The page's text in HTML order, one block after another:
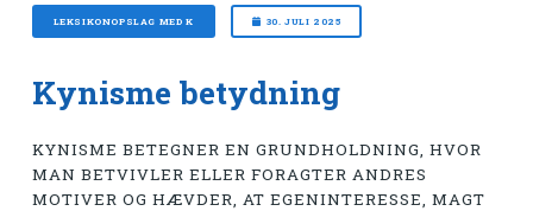
LEKSIKONOPSLAG MED K 30. JULI 2025
Kynisme betydning
KYNISME BETEGNER EN GRUNDHOLDNING, HVOR
MAN BETVIVLER ELLER FORAGTER ANDRES
MOTIVER OG HÆVDER, AT EGENINTERESSE, MAGT